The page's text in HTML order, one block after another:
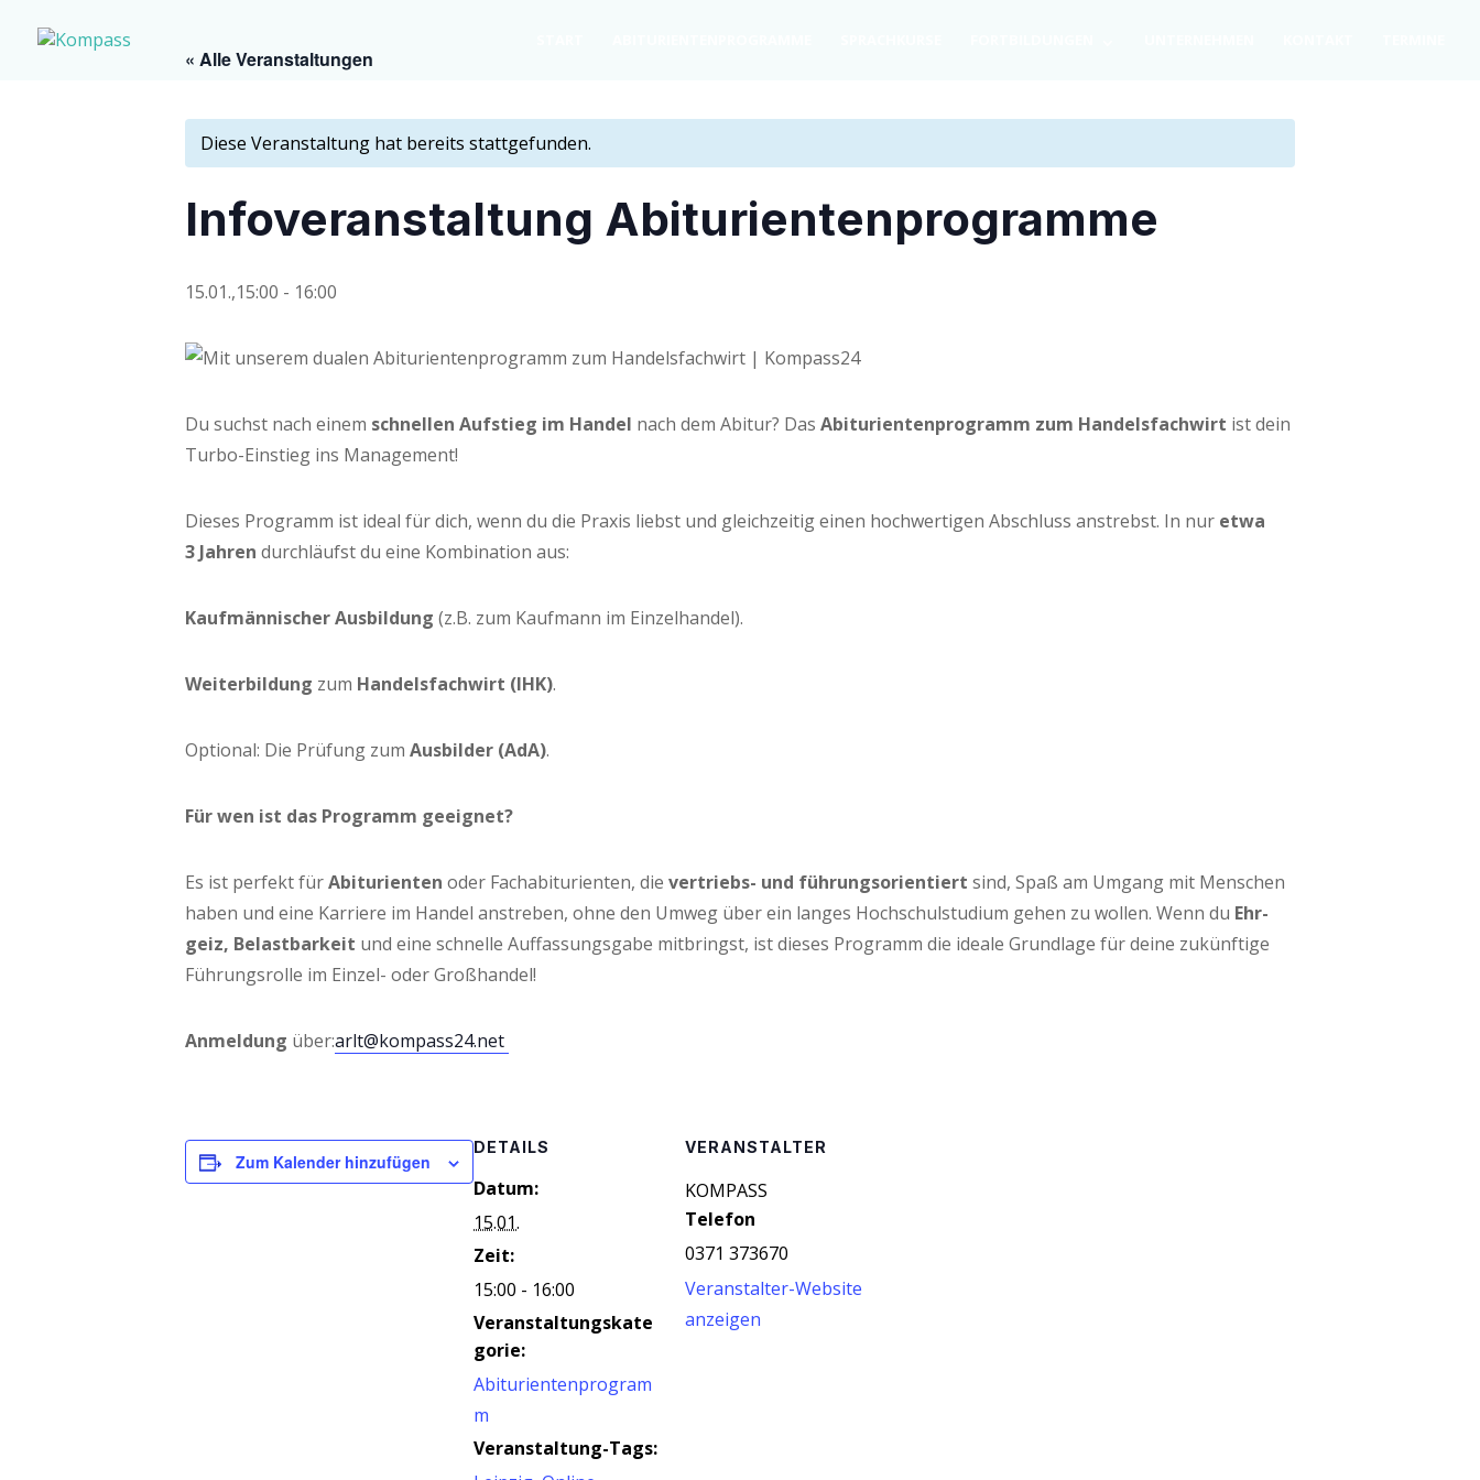
« Alle Veranstaltungen
Diese Veranstaltung hat bereits stattgefunden.
Info­ver­an­stal­tung Abiturientenprogramme
15.01.,15:00 - 16:00
Du suchst nach einem schnel­len Auf­stieg im Han­del nach dem Abitur? Das Abitu­ri­en­ten­pro­gramm zum Han­dels­fach­wirt ist dein
Tur­bo-Ein­stieg ins Management!
Die­ses Pro­gramm ist ide­al für dich, wenn du die Pra­xis liebst und gleich­zei­tig einen hoch­wer­ti­gen Abschluss anstrebst. In nur etwa
3 Jah­ren durch­läufst du eine Kom­bi­na­ti­on aus:
Kauf­män­ni­scher Aus­bil­dung (z.B. zum Kauf­mann im Einzelhandel).
Wei­ter­bil­dung zum Han­dels­fach­wirt (IHK).
Optio­nal: Die Prü­fung zum Aus­bil­der (AdA).
Für wen ist das Pro­gramm geeignet?
Es ist per­fekt fürAbitu­ri­en­ten oder Fach­ab­itu­ri­en­ten, die ver­triebs- und füh­rungs­ori­en­tiert sind, Spaß am Umgang mit Men­schen
haben und eine Kar­rie­re im Han­del anstre­ben, ohne den Umweg über ein lan­ges Hoch­schul­stu­di­um gehen zu wol­len. Wenn du Ehr­
geiz, Belast­bar­keit und eine schnel­le Auf­fas­sungs­ga­be mit­bringst, ist die­ses Pro­gramm die idea­le Grund­la­ge für dei­ne zukünf­ti­ge
Füh­rungs­rol­le im Ein­zel- oder Großhandel!
Anmel­dung über:arlt@kompass24.net
Zum Kalender hinzufügen
DETAILS
Datum:
15.01.
Zeit:
15:00 - 16:00
Veranstaltungskate
gorie:
Abiturientenprogram
m
Veranstaltung-Tags:
VERANSTALTER
KOM­PASS
Telefon
0371 373670
Veranstalter-Website
anzeigen